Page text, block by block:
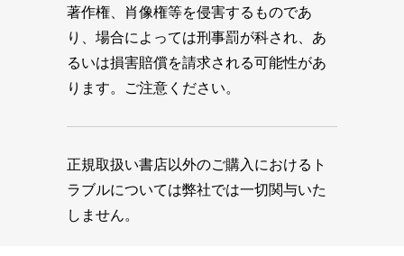
著作権、肖像権等を侵害するものであ
り、場合によっては刑事罰が科され、あ
るいは損害賠償を請求される可能性があ
ります。ご注意ください。
正規取扱い書店以外のご購入におけるト
ラブルについては弊社では一切関与いた
しません。